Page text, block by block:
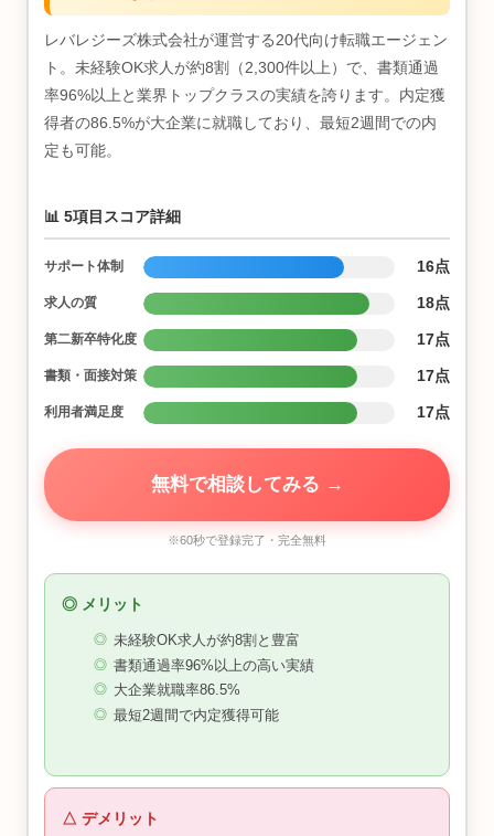
レバレジーズ株式会社が運営する20代向け転職エージェン
ト。未経験OK求人が約8割（2,300件以上）で、書類通過
率96%以上と業界トップクラスの実績を誇ります。内定獲
得者の86.5%が大企業に就職しており、最短2週間での内
定も可能。
📊 5項目スコア詳細
サポート体制 16点
求人の質 18点
第二新卒特化度 17点
書類・面接対策 17点
利用者満足度 17点
無料で相談してみる →
※60秒で登録完了・完全無料
◎ メリット
未経験OK求人が約8割と豊富
書類通過率96%以上の高い実績
大企業就職率86.5%
最短2週間で内定獲得可能
△ デメリット